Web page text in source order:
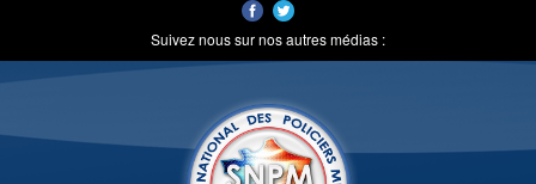
Suivez nous sur nos autres médias :